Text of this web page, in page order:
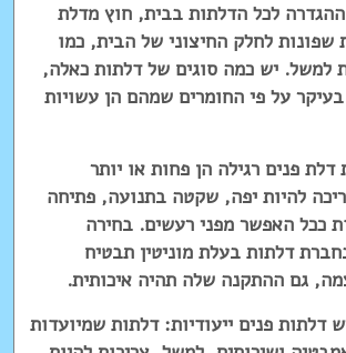
לכל הדלתות בבית, חוץ מדלת
שפונות לחלק החיצוני של הבית, כמו
למשל. יש כמה סוגים של דלתות כאלה,
בעיקר על פי החומרים שמהם הן עשויות
פנים רגילה הן פחות או יותר
להיות יפה, שקטה בתנועה, פתיחה
ככל האפשר מפני רעשים. בחירה
דלתות בעלת מוניטין תבטיח
גם ההתקנה שלה תהיה איכותית.
דלתות פנים ייעודיות: דלתות שמיועדות